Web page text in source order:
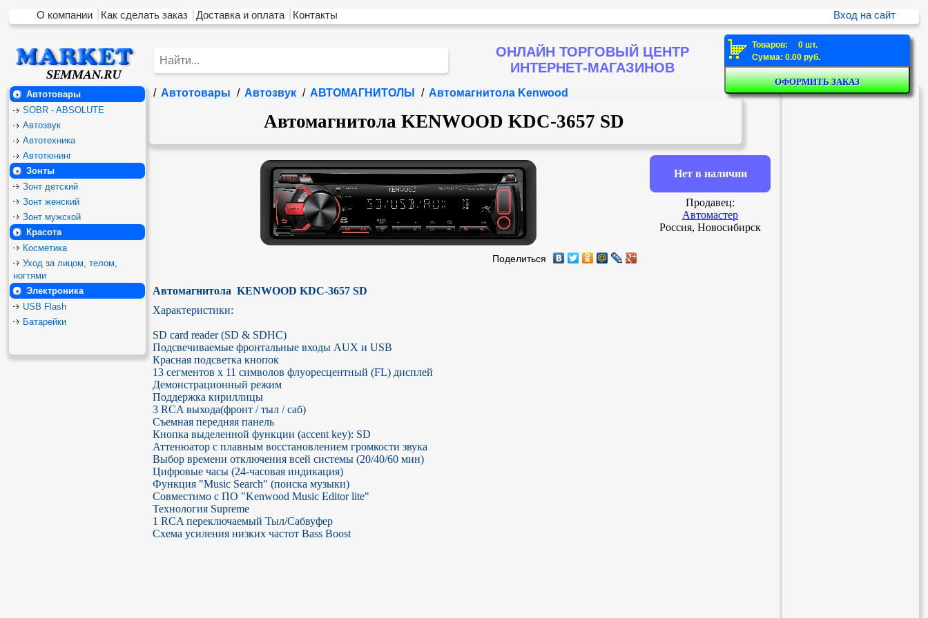
О компании Как сделать заказ Доставка и оплата Контакты Вход на сайт
ОНЛАЙН ТОРГОВЫЙ ЦЕНТР
ИНТЕРНЕТ-МАГАЗИНОВ
Товаров: 0 шт.
Сумма: 0.00 руб.
Автотовары
SOBR - ABSOLUTE
Автозвук
Автотехника
Автотюнинг
Зонты
Зонт детский
Зонт женский
Зонт мужской
Красота
Косметика
Уход за лицом, телом,
ногтями
Электроника
USB Flash
Батарейки
/ Автотовары / Автозвук / АВТОМАГНИТОЛЫ / Автомагнитола Kenwood
Автомагнитола KENWOOD KDC-3657 SD
Поделиться
Автомагнитола  KENWOOD KDC-3657 SD
Характеристики:
SD card reader (SD & SDHC)
Подсвечиваемые фронтальные входы AUX и USB
Красная подсветка кнопок
13 сегментов х 11 символов флуоресцентный (FL) дисплей
Демонстрационный режим
Поддержка кириллицы
3 RCA выхода(фронт / тыл / саб)
Съемная передняя панель
Кнопка выделенной функции (accent key): SD
Аттенюатор с плавным восстановлением громкости звука
Выбор времени отключения всей системы (20/40/60 мин)
Цифровые часы (24-часовая индикация)
Функция "Music Search" (поиска музыки)
Совместимо с ПО "Kenwood Music Editor lite"
Технология Supreme
1 RCA переключаемый Тыл/Сабвуфер
Схема усиления низких частот Bass Boost
Нет в наличии
Продавец:
Автомастер
Россия, Новосибирск